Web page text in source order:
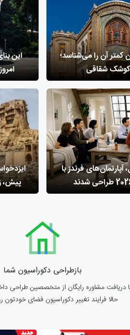
کمتر آن را می‌شناسد؛
شقاقی
این
سال، آپارتمان‌های فرندز با
پیش،
بازطراحی دکوراسیون شما
دریافت مشاوره رایگان از متخصصین طراحی
حالا فرایند تغییر دکوراسیون فضای خودتون